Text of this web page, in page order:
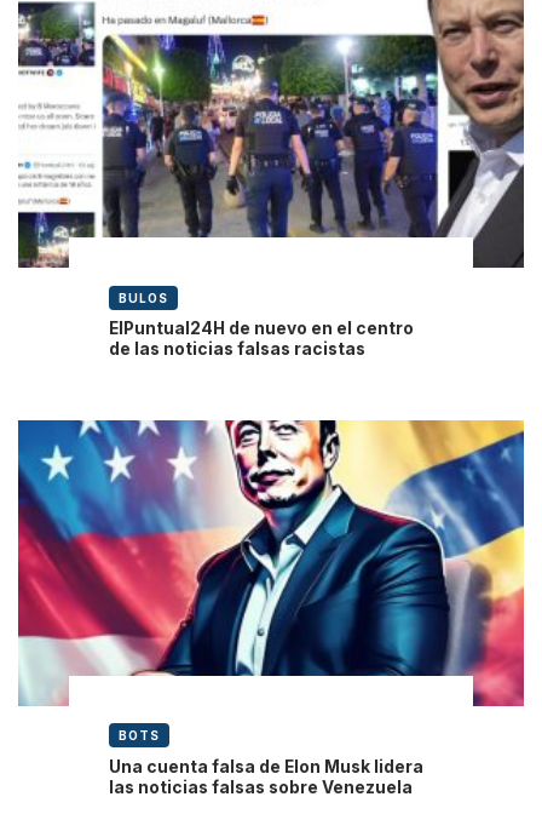
BULOS
ElPuntual24H de nuevo en el centro
de las noticias falsas racistas
BOTS
Una cuenta falsa de Elon Musk lidera
las noticias falsas sobre Venezuela